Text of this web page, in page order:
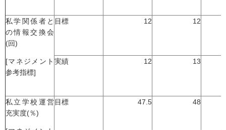
私学関係者と
の情報交換会
(回)
[マネジメント
参考指標]
目標 12 12
実績 12 13
私立学校運営
充実度(％)
目標 47.5 48